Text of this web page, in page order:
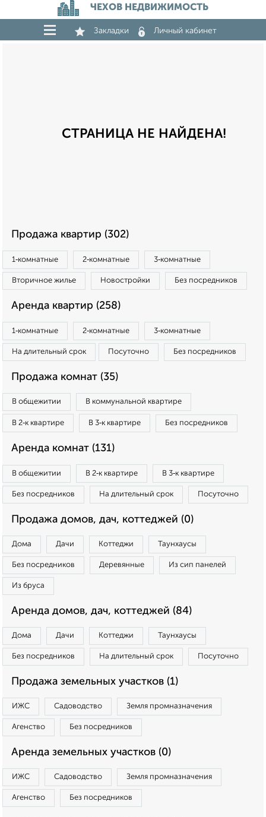
ЧЕХОВ НЕДВИЖИМОСТЬ
Закладки Личный кабинет
СТРАНИЦА НЕ НАЙДЕНА!
Продажа квартир (302)
1‑комнатные 2‑комнатные 3‑комнатные
Вторичное жилье Новостройки Без посредников
Аренда квартир (258)
1‑комнатные 2‑комнатные 3‑комнатные
На длительный срок Посуточно Без посредников
Продажа комнат (35)
В общежитии В коммунальной квартире
В 2‑к квартире В 3‑к квартире Без посредников
Аренда комнат (131)
В общежитии В 2‑к квартире В 3‑к квартире
Без посредников На длительный срок Посуточно
Продажа домов, дач, коттеджей (0)
Дома Дачи Коттеджи Таунхаусы
Без посредников Деревянные Из сип панелей
Из бруса
Аренда домов, дач, коттеджей (84)
Дома Дачи Коттеджи Таунхаусы
Без посредников На длительный срок Посуточно
Продажа земельных участков (1)
ИЖС Садоводство Земля промназначения
Агенство Без посредников
Аренда земельных участков (0)
ИЖС Садоводство Земля промназначения
Агенство Без посредников